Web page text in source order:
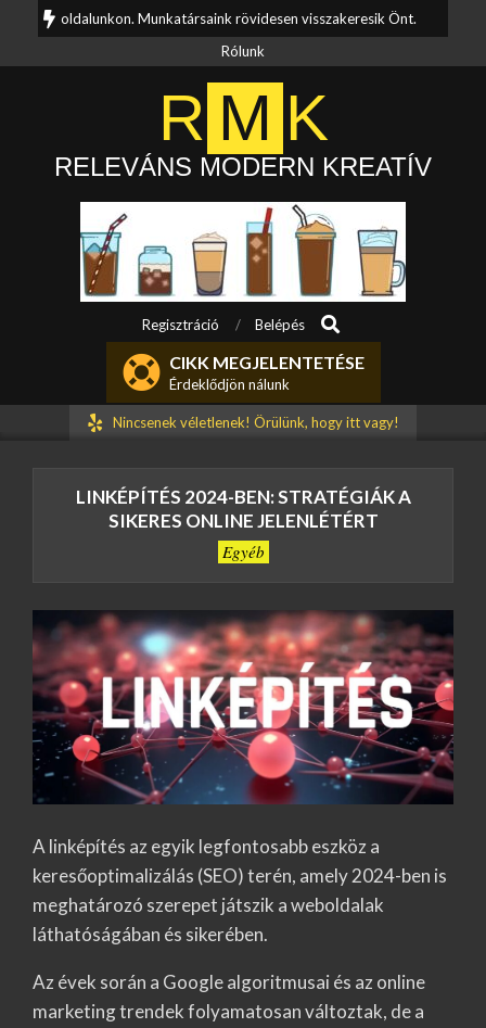
content
oldalunkon. Munkatársaink rövidesen visszakeresik Önt.
Kérdése
Rólunk
R M K
RELEVÁNS MODERN KREATÍV
Regisztráció Belépés Search
CIKK MEGJELENTETÉSE
Érdeklődjön nálunk
Nincsenek véletlenek! Örülünk, hogy itt vagy!
LINKÉPÍTÉS 2024-BEN: STRATÉGIÁK A
SIKERES ONLINE JELENLÉTÉRT
Egyéb
A linképítés az egyik legfontosabb eszköz a
keresőoptimalizálás (SEO) terén, amely 2024-ben is
meghatározó szerepet játszik a weboldalak
láthatóságában és sikerében.
Az évek során a Google algoritmusai és az online
marketing trendek folyamatosan változtak, de a